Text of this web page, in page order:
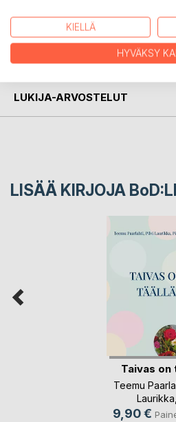
KIRJAILIJA
LEHDISTÖARVOSTELUT
LUKIJA-ARVOSTELUT
LISÄÄ KIRJOJA Bo
Taivas on
Teemu
Laurikka
9,90 €
KIELLÄ
HYVÄKSY